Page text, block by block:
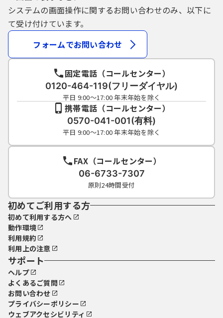
システムの画面操作に関するお問い合わせのみ、以下に
て受け付けています。
フォームでお問い合わせ
固定電話（コールセンター）
0120-464-119(フリーダイヤル)
平日 9:00～17:00 年末年始を除く
携帯電話（コールセンター）
0570-041-001(有料)
平日 9:00～17:00 年末年始を除く
FAX（コールセンター）
06-6733-7307
原則24時間受付
初めてご利用する方
初めて利用する方へ
動作環境
利用規約
利用上の注意
サポート
ヘルプ
よくあるご質問
お問い合わせ
プライバシーポリシー
ウェブアクセシビリティ